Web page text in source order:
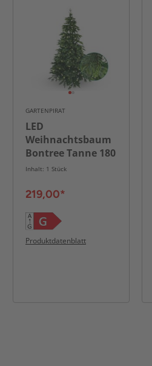
GARTENPIRAT
LED
Weihnachtsbaum
Bontree Tanne 180
cm
Inhalt: 1 Stück
219,00*
Produktdatenblatt